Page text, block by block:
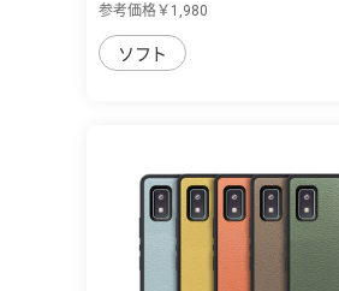
参考価格￥1,980
ソフト